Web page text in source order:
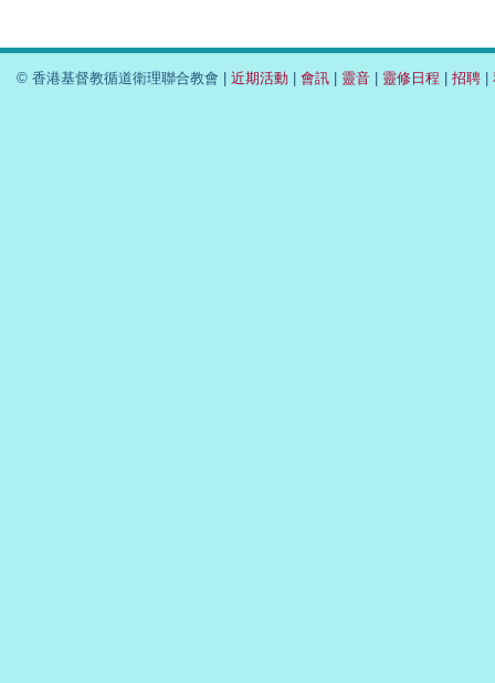
© 香港基督教循道衛理聯合教會 | 近期活動 會訊 靈音 靈修日程 招聘